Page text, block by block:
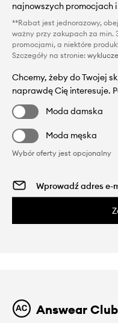
najnowszych promocjach
**Rabat jest jednorazowy,
ważny przy zakupach za min.
promocjami, a niektóre
Szczegóły na stronie:
Chcemy, żeby do Twojej
naprawdę Cię interesuje.
Moda damska
Moda męska
Wybór oferty jest opcjonalny
Answear Club